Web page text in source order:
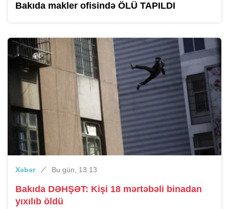
Bakıda makler ofisində ÖLÜ TAPILDI
Xəbər Bu gün, 13:13
Bakıda DƏHŞƏT: Kişi 18 mərtəbəli binadan
yıxılıb öldü